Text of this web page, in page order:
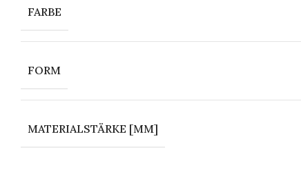
FARBE
FORM
MATERIALSTÄRKE [MM]